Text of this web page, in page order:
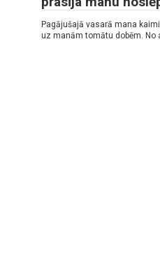
Pagājušajā vasarā mana
uz manām tomātu dobēm. No